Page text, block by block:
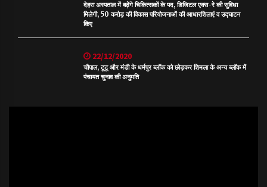
देहरा अस्पताल में बढ़ेंगे चिकित्सकों के पद, डिजिटल एक्स-रे की सुविधा
मिलेगी, 50 करोड़ की विकास परियोजनाओं की आधारशिलाएं व उद्घाटन
किए
22/12/2020
चौपाल, टूटू और मंडी के धर्मपुर ब्लॉक को छोड़कर शिमला के अन्य ब्लॉक में
पंचायत चुनाव की अनुमति